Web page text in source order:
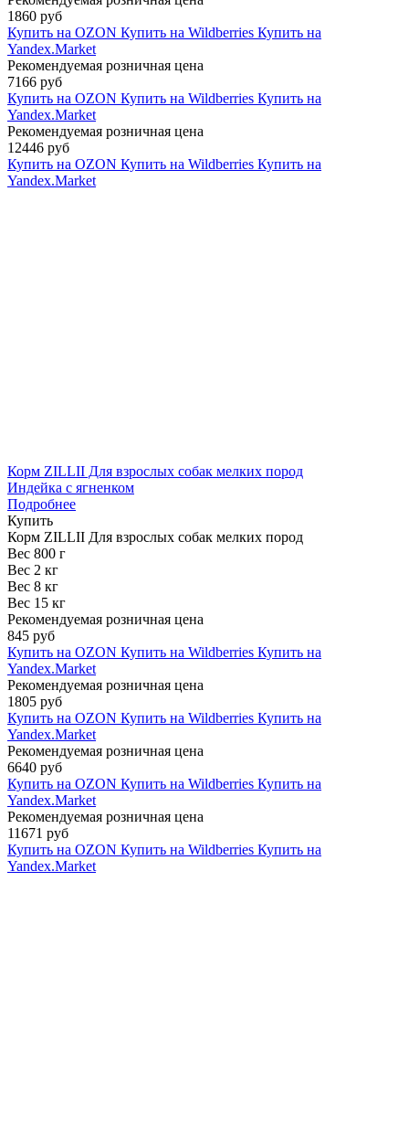
1860 руб
Купить на OZON Купить на Wildberries Купить на
Yandex.Market
Рекомендуемая розничная цена
7166 руб
Купить на OZON Купить на Wildberries Купить на
Yandex.Market
Рекомендуемая розничная цена
12446 руб
Купить на OZON Купить на Wildberries Купить на
Yandex.Market
Корм ZILLII Для взрослых собак мелких пород
Индейка с ягненком
Подробнее
Купить
Корм ZILLII Для взрослых собак мелких пород
Вес 800 г
Вес 2 кг
Вес 8 кг
Вес 15 кг
Рекомендуемая розничная цена
845 руб
Купить на OZON Купить на Wildberries Купить на
Yandex.Market
Рекомендуемая розничная цена
1805 руб
Купить на OZON Купить на Wildberries Купить на
Yandex.Market
Рекомендуемая розничная цена
6640 руб
Купить на OZON Купить на Wildberries Купить на
Yandex.Market
Рекомендуемая розничная цена
11671 руб
Купить на OZON Купить на Wildberries Купить на
Yandex.Market